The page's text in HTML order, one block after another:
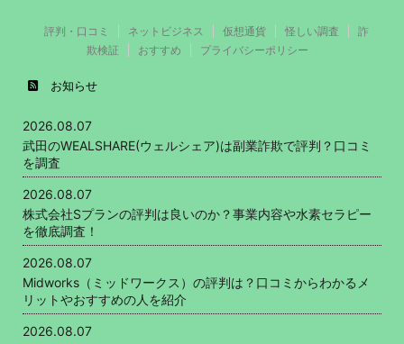
評判・口コミ ネットビジネス 仮想通貨 怪しい調査
詐
欺検証
おすすめ プライバシーポリシー
お知らせ
2026.08.07
武田のWEALSHARE(ウェルシェア)は副業詐欺で評判？口コミ
を調査
2026.08.07
株式会社Sプランの評判は良いのか？事業内容や水素セラピー
を徹底調査！
2026.08.07
Midworks（ミッドワークス）の評判は？口コミからわかるメ
リットやおすすめの人を紹介
2026.08.07